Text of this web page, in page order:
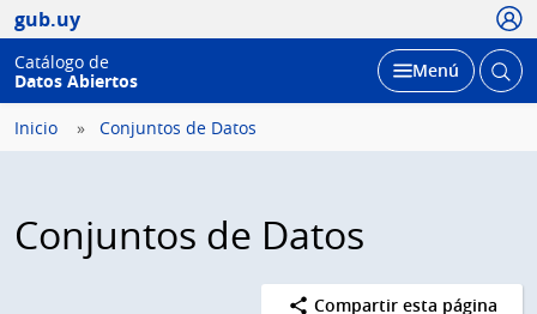
gub.uy
Catálogo de
Datos Abiertos
Desplegar
Menú Abrir
Inicio Conjuntos de Datos
Conjuntos de Datos
Compartir esta página